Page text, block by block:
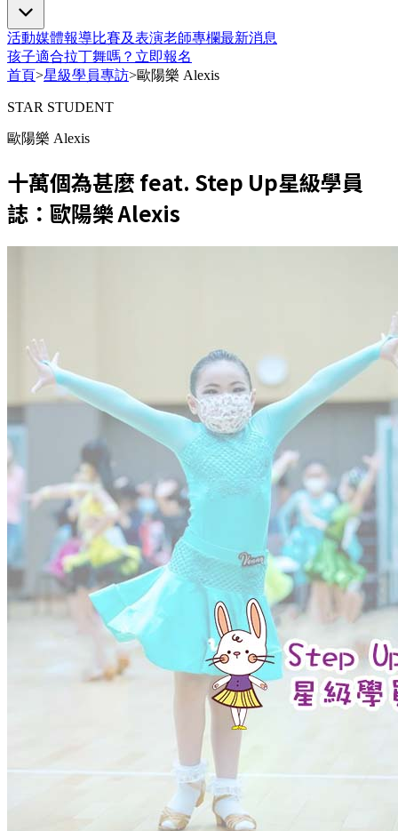
活動媒體報導比賽及表演老師專欄最新消息
孩子適合拉丁舞嗎？ 立即報名
首頁>星級學員專訪>歐陽樂 Alexis
STAR STUDENT
歐陽樂 Alexis
十萬個為甚麼️ feat. Step Up星級學員
誌：歐陽樂 Alexis